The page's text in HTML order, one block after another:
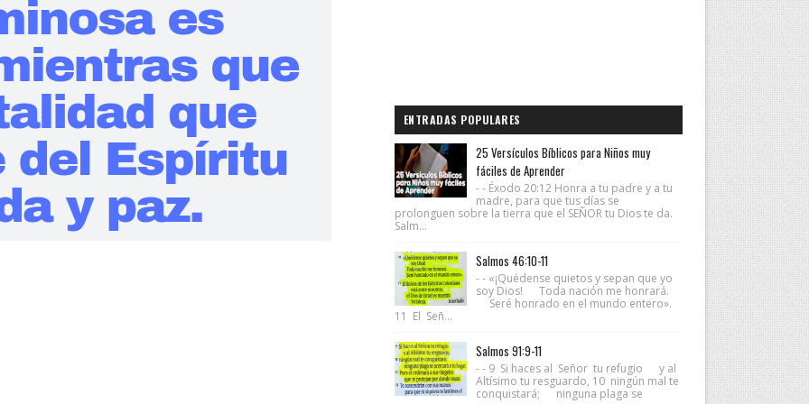
ENTRADAS POPULARES
25 Versículos Bíblicos para Niños muy
fáciles de Aprender
- - Éxodo 20:12 Honra a tu padre y a tu
madre, para que tus días se
prolonguen sobre la tierra que el SEÑOR tu Dios te da.
Salm...
Salmos 46:10-11
- - «¡Quédense quietos y sepan que yo
soy Dios! Toda nación me honrará.
Seré honrado en el mundo entero».
11 El Señ...
Salmos 91:9-11
- - 9 Si haces al Señor tu refugio y al
Altísimo tu resguardo, 10 ningún mal te
conquistará; ninguna plaga se